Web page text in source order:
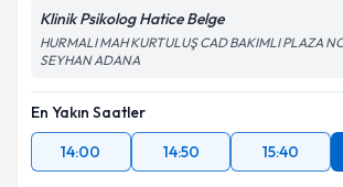
Klinik Psikolog Hatice Belge
HURMALI MAH KURTULUŞ CAD BAKIMLI PLAZA
SEYHAN ADANA
En Yakın Saatler
14:00
14:50 15:40